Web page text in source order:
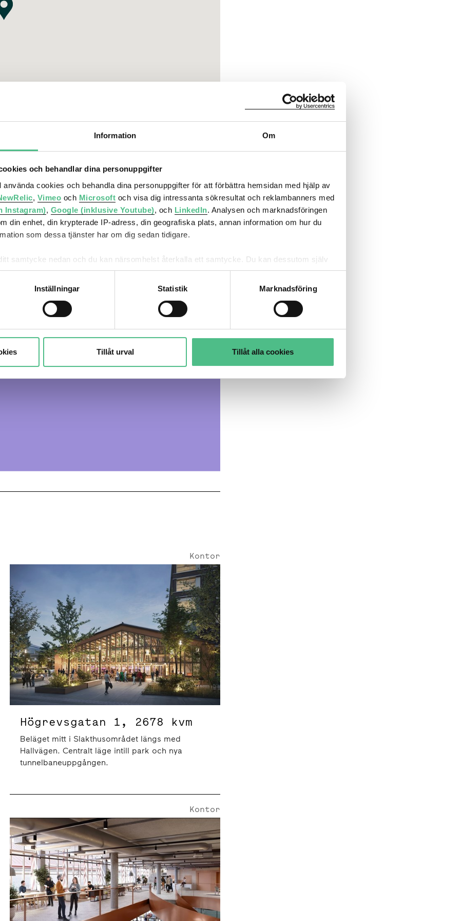
Information Om
och behandlar dina personuppgifter
använda cookies och behandla dina personuppgifter för att förbättra hemsidan med hjälp av
, Vimeo och Microsoft och visa dig intressanta sökresultat och reklambanners med
Instagram), Google (inklusive Youtube), och LinkedIn. Analysen och marknadsföringen
din enhet, din krypterade IP-adress, din geografiska plats, annan information om hur du
som dessa tjänster har om dig sedan tidigare.
samtycke nedan och du kan närsomhelst återkalla ett samtycke. Du kan dessutom själv
använda genom att anpassa inställningarna.
Inställningar Statistik Marknadsföring
Tillåt urval Tillåt alla cookies
för cookies gör att
innehåll.
Kontor
Högrevsgatan 1, 2678 kvm
Beläget mitt i Slakthusområdet längs med
Hallvägen. Centralt läge intill park och nya
tunnelbaneuppgången.
Rökerigatan 7 | 896 Kvm
Kontor